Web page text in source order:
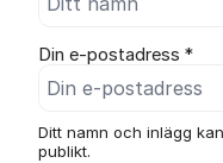
Din e-postadress *
Ditt namn och inlägg
publikt.